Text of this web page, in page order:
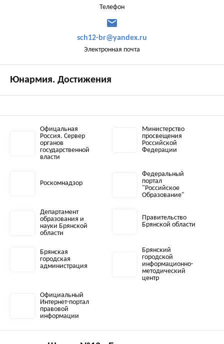
Телефон
mail
sch12-br@yandex.ru
Электронная почта
Юнармия. Достижения
Офицальная
Россия. Сервер
органов
государственной
власти
Министерство
просвещения
Российской
Федерации
Роскомнадзор
Федеральный
портал
"Российское
Образование"
Департамент
образования и
науки Брянской
области
Правительство
Брянской области
Брянская
городская
администрация
Брянский
городской
информационно-
методический
центр
Официальный
Интернет-портал
правовой
информации